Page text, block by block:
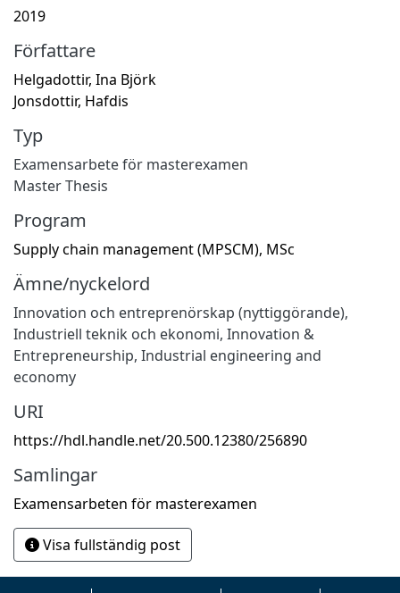
2019
Författare
Helgadottir, Ina Björk
Jonsdottir, Hafdis
Typ
Examensarbete för masterexamen
Master Thesis
Program
Supply chain management (MPSCM), MSc
Ämne/nyckelord
Innovation och entreprenörskap (nyttiggörande),
Industriell teknik och ekonomi, Innovation &
Entrepreneurship, Industrial engineering and
economy
URI
https://hdl.handle.net/20.500.12380/256890
Samlingar
Examensarbeten för masterexamen
Visa fullständig post